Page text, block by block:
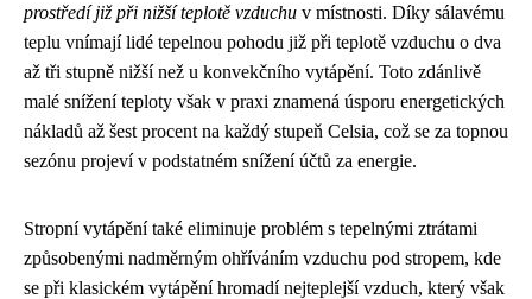
prostředí již při nižší teplotě vzduchu v místnosti. Díky sálavému
teplu vnímají lidé tepelnou pohodu již při teplotě vzduchu o dva
až tři stupně nižší než u konvekčního vytápění. Toto zdánlivě
malé snížení teploty však v praxi znamená úsporu energetických
nákladů až šest procent na každý stupeň Celsia, což se za topnou
sezónu projeví v podstatném snížení účtů za energie.
Stropní vytápění také eliminuje problém s tepelnými ztrátami
způsobenými nadměrným ohříváním vzduchu pod stropem, kde
se při klasickém vytápění hromadí nejteplejší vzduch, který však